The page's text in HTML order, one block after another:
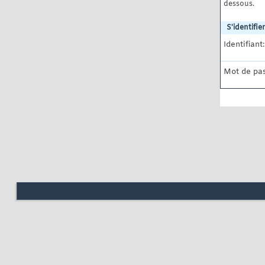
dessous.
S'identifier
Identifiant:
Mot de